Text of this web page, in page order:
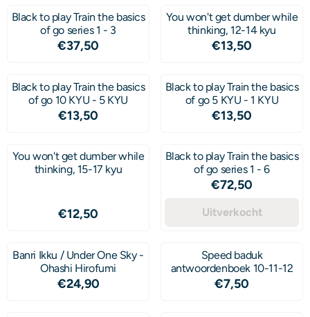
Black to play Train the basics
of go series 1 - 3
Prijs: 37,50
€37,50
You won't get dumber while
thinking, 12-14 kyu
Prijs: 13,50
€13,50
Black to play Train the basics
of go 10 KYU - 5 KYU
Prijs: 13,50
€13,50
Black to play Train the basics
of go 5 KYU - 1 KYU
Prijs: 13,50
€13,50
You won't get dumber while
thinking, 15-17 kyu
Prijs: 12,50
€12,50
Black to play Train the basics
of go series 1 - 6
Prijs: 72,50
€72,50
Uitverkocht
Banri Ikku / Under One Sky -
Ohashi Hirofumi
Prijs: 24,90
€24,90
Speed baduk
antwoordenboek 10-11-12
Prijs: 7,50
€7,50